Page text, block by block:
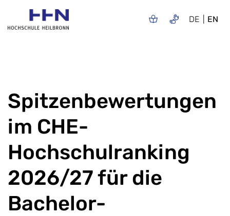
DE EN
Spitzenbewertungen
im CHE-
Hochschulranking
2026/27 für die
Bachelor-